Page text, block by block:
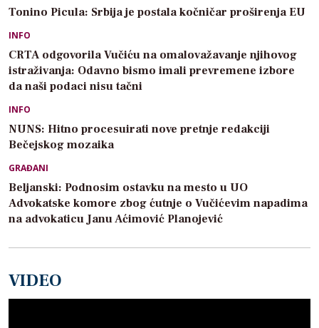
Tonino Picula: Srbija je postala kočničar proširenja EU
INFO
CRTA odgovorila Vučiću na omalovažavanje njihovog
istraživanja: Odavno bismo imali prevremene izbore
da naši podaci nisu tačni
INFO
NUNS: Hitno procesuirati nove pretnje redakciji
Bečejskog mozaika
GRAĐANI
Beljanski: Podnosim ostavku na mesto u UO
Advokatske komore zbog ćutnje o Vučićevim napadima
na advokaticu Janu Aćimović Planojević
VIDEO